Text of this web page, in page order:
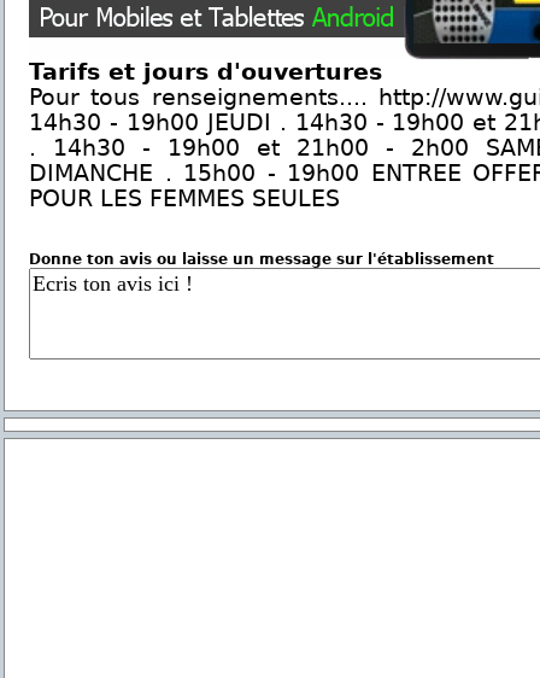
Tarifs et jours d'ouvertures
Pour tous renseignements.... http://
14h30 - 19h00 JEUDI . 14h30 - 19h00 et
. 14h30 - 19h00 et 21h00 - 2h00
DIMANCHE . 15h00 - 19h00 ENTREE
POUR LES FEMMES SEULES
Donne ton avis ou laisse un message sur l'établissement